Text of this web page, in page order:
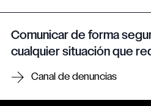
Comunicar de forma
cualquier situación que
Canal de denuncias